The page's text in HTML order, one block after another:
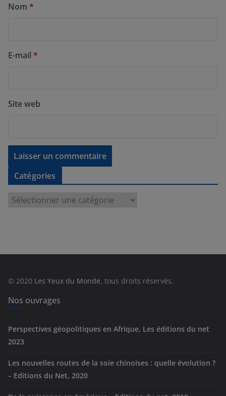
Nom *
E-mail *
Site web
Catégories
e
s
© 2020 Les Yeux du Monde, tous droits réservés.
Nos ouvrages
Perspectives géopolitiques en Afrique, Les éditions du net
2023
Les nouvelles routes de la soie chinoises : quelle évolution ?
– Editions du Net, 2020